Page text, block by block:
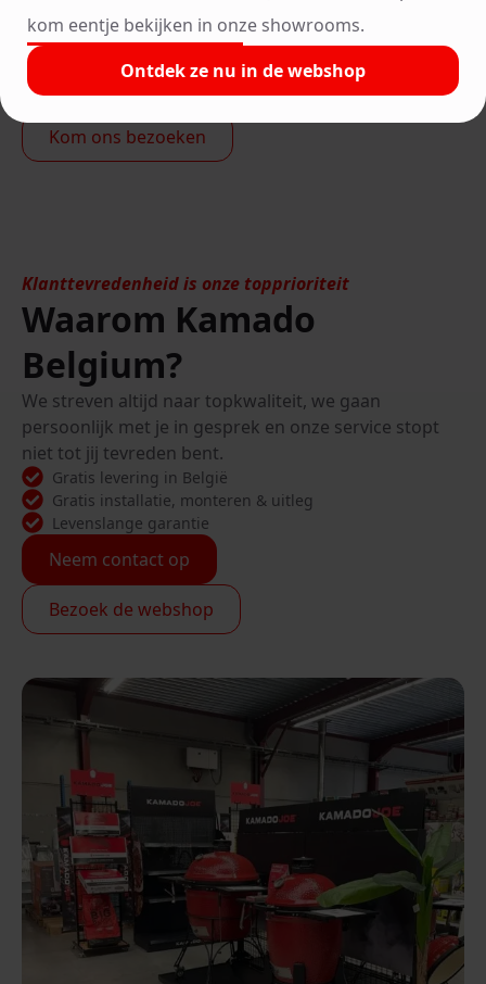
Momenteel is de Big Joe II wat minder populair en
wordt de Big Joe III het meest verkocht.
Kom ons bezoeken
Klanttevredenheid is onze topprioriteit
Waarom Kamado
Belgium?
We streven altijd naar topkwaliteit, we gaan
persoonlijk met je in gesprek en onze service stopt
niet tot jij tevreden bent.
Gratis levering in België
Gratis installatie, monteren & uitleg
Levenslange garantie
Neem contact op
Bezoek de webshop
kom eentje bekijken in onze showrooms.
Ontdek ze nu in de webshop